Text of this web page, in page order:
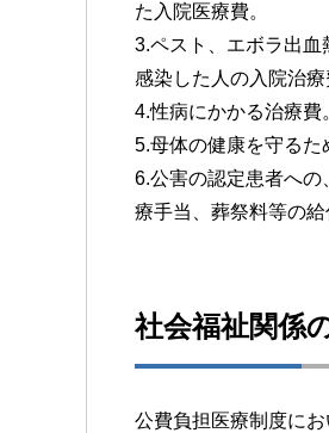
た入院医療費。
3.ペスト、エボラ出
感染した人の入院治療
4.性病にかかる治療費
5.母体の健康を守るた
6.公害の認定患者へ
療手当、葬祭料等の給
社会福祉関係
公費負担医療制度に